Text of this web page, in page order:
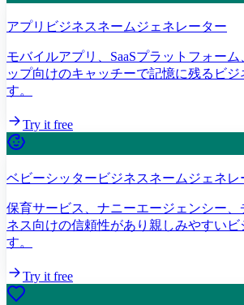
アプリビジネスネームジェネレーター
モバイルアプリ、SaaSプラットフォー
ップ向けのキャッチーで記憶に残るビジ
す。
Try it free
ベビーシッタービジネスネームジェネレ
保育サービス、ナニーエージェンシー
ネス向けの信頼性があり親しみやすいビ
す。
Try it free